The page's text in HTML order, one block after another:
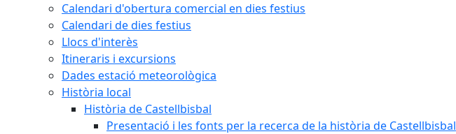
Calendari d'obertura comercial en dies festius
Calendari de dies festius
Llocs d'interès
Itineraris i excursions
Dades estació meteorològica
Història local
Història de Castellbisbal
Presentació i les fonts per la recerca de la història de Castellbisbal